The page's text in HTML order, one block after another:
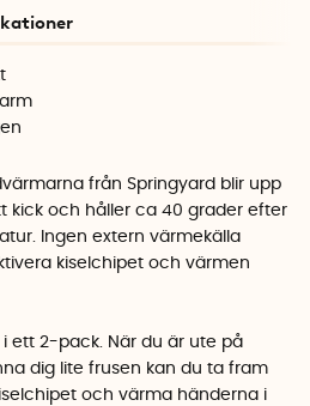
från Springyard blir upp
kick och håller ca 40 grader efter
Ingen extern värmekälla
kiselchipet och värmen
ett 2-pack. När du är ute på
dig lite frusen kan du ta fram
och värma händerna i